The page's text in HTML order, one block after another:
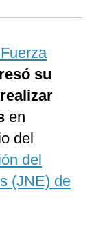
su
en
del
del
(JNE) de